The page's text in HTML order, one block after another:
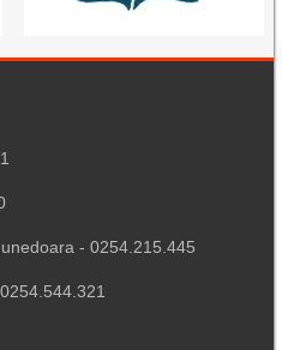
- 0254.215.445